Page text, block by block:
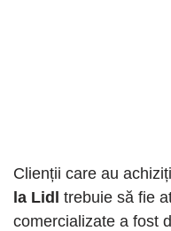
Clienții care au
la Lidl trebuie să fie
comercializate a fost